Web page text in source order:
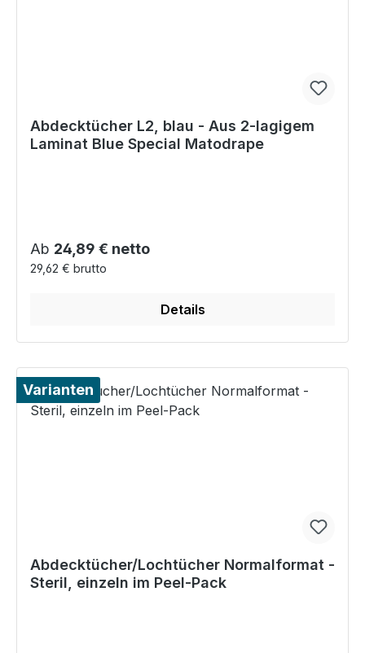
Abdecktücher L2, blau - Aus 2-lagigem
Laminat Blue Special Matodrape
Regulärer Preis:
Ab 24,89 € netto
29,62 € brutto
Details
Varianten
Abdecktücher/Lochtücher Normalformat -
Steril, einzeln im Peel-Pack